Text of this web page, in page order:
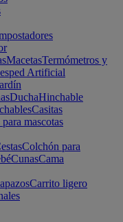
MacetasTermómetros y
Artificial
DuchaHinchable
Casitas
para mascotas
Colchón para
CunasCama
Carrito ligero